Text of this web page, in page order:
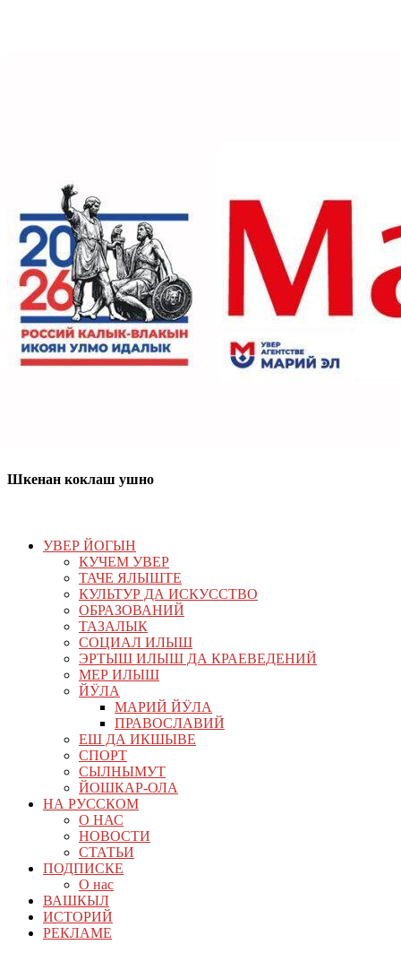
Шкенан коклаш ушно
УВЕР ЙОГЫН
КУЧЕМ УВЕР
ТАЧЕ ЯЛЫШТЕ
КУЛЬТУР ДА ИСКУССТВО
ОБРАЗОВАНИЙ
ТАЗАЛЫК
СОЦИАЛ ИЛЫШ
ЭРТЫШ ИЛЫШ ДА КРАЕВЕДЕНИЙ
МЕР ИЛЫШ
ЙӰЛА
МАРИЙ ЙӰЛА
ПРАВОСЛАВИЙ
ЕШ ДА ИКШЫВЕ
СПОРТ
СЫЛНЫМУТ
ЙОШКАР-ОЛА
НА РУССКОМ
О НАС
НОВОСТИ
СТАТЬИ
ПОДПИСКЕ
О нас
ВАШКЫЛ
ИСТОРИЙ
РЕКЛАМЕ